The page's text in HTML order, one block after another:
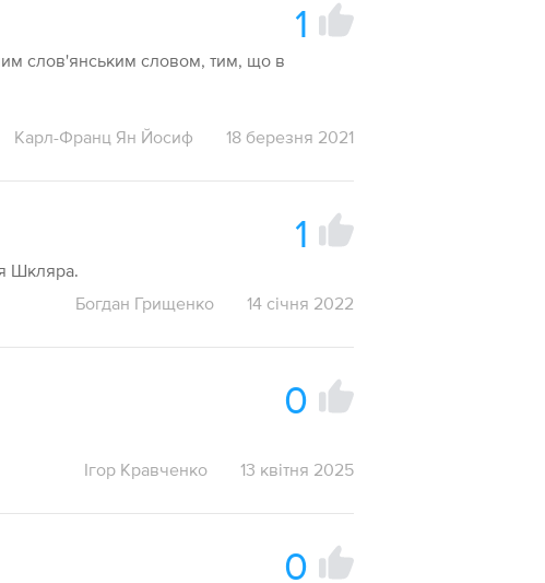
1
слов'янським словом, тим, що в
Карл-Франц Ян Йосиф 18 березня 2021
1
Шкляра.
Богдан Грищенко 14 січня 2022
0
Ігор Кравченко 13 квітня 2025
0